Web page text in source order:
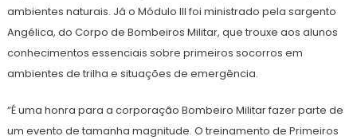
ambientes naturais. Já o Módulo III foi ministrado pela sargento
Angélica, do Corpo de Bombeiros Militar, que trouxe aos alunos
conhecimentos essenciais sobre primeiros socorros em
ambientes de trilha e situações de emergência.
“É uma honra para a corporação Bombeiro Militar fazer parte de
um evento de tamanha magnitude. O treinamento de Primeiros